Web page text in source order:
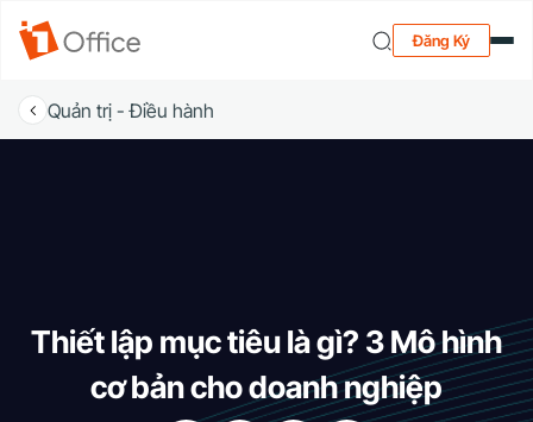
Đăng Ký
Quản trị - Điều hành
Thiết lập mục tiêu là gì? 3 Mô hình
cơ bản cho doanh nghiệp